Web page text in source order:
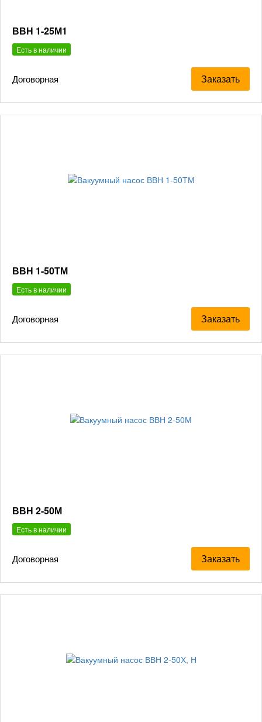
ВВН 1-25М1
Есть в наличии
Договорная Заказать
ВВН 1-50ТМ
Есть в наличии
Договорная Заказать
ВВН 2-50М
Есть в наличии
Договорная Заказать